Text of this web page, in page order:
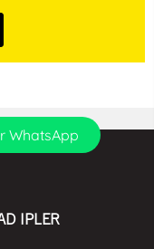
WhatsApp
IPLER